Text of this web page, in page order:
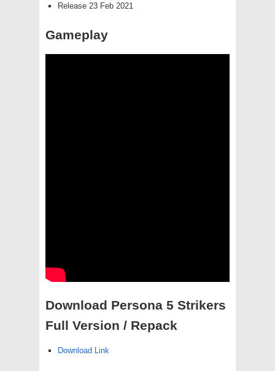
Release 23 Feb 2021
Gameplay
Download Persona 5 Strikers
Full Version / Repack
Download Link